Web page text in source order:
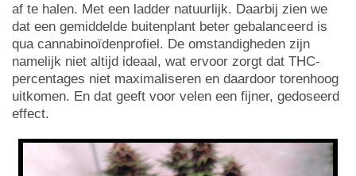
af te halen. Met een ladder natuurlijk. Daarbij zien we
dat een gemiddelde buitenplant beter gebalanceerd is
qua cannabinoïdenprofiel. De omstandigheden zijn
namelijk niet altijd ideaal, wat ervoor zorgt dat THC-
percentages niet maximaliseren en daardoor torenhoog
uitkomen. En dat geeft voor velen een fijner, gedoseerd
effect.